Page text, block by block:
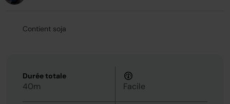
Contient soja
Durée totale
40m Facile